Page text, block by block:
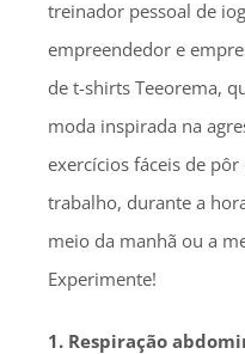
treinador pessoal de
empreendedor e
de t-shirts Teeorema,
moda inspirada na
exercícios fáceis de
trabalho, durante a
meio da manhã ou a
Experimente!
1. Respiração